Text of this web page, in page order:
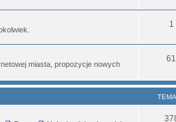
1
miasta, propozycje nowych
61